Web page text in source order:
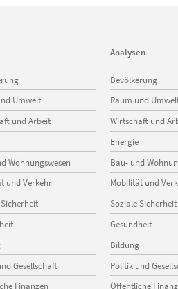
Umwelt
und Arbeit
Wohnungswesen
und Verkehr
Gesellschaft
Finanzen
Analysen
überspringen
Bevölkerung
Raum und
Wirtschaft und
Energie
Bau- und
Mobilität und
Soziale Sicherheit
Gesundheit
Bildung
Politik und
Öffentliche